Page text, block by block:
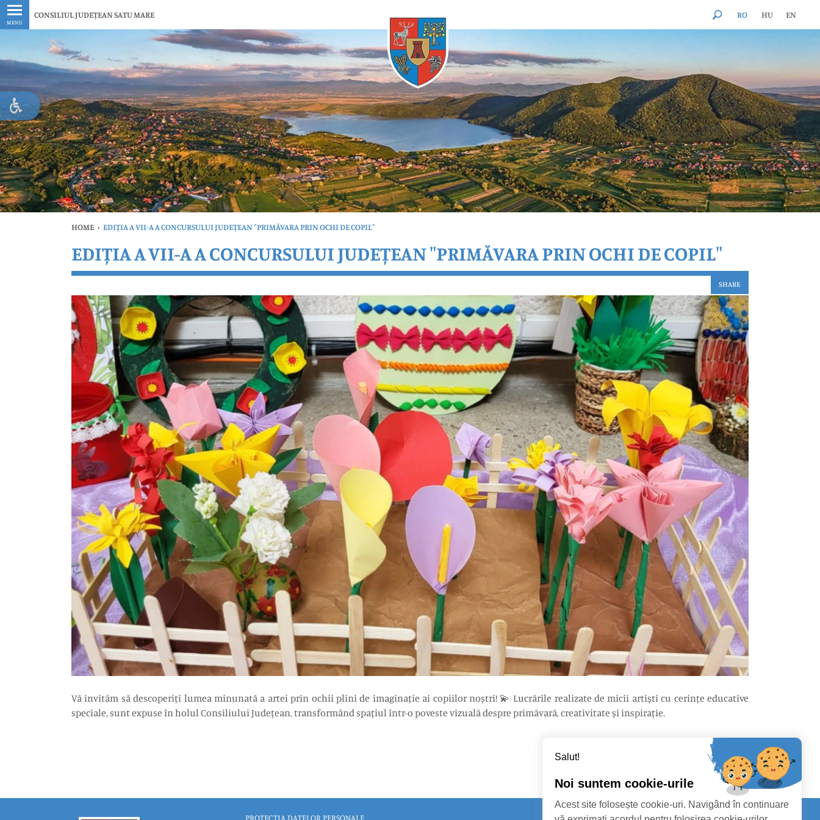
MENU
CONSILIUL JUDEȚEAN SATU MARE RO HU EN
HOME › EDIȚIA A VII-A A CONCURSULUI JUDEȚEAN "PRIMĂVARA PRIN OCHI DE COPIL"
EDIȚIA A VII-A A CONCURSULUI JUDEȚEAN "PRIMĂVARA PRIN OCHI DE COPIL"
SHARE
Vă invităm să descoperiți lumea minunată a artei prin ochii plini de imaginație ai copiilor noștri! 💫 Lucrările realizate de micii artiști cu cerințe educative
speciale, sunt expuse în holul Consiliului Județean, transformând spațiul într-o poveste vizuală despre primăvară, creativitate și inspirație.
PROTECȚIA DATELOR PERSONALE
Salut!
Noi suntem cookie-urile
Acest site folosește cookie-uri. Navigând în continuare